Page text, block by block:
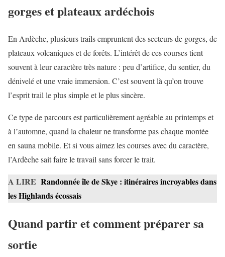
gorges et plateaux ardéchois
En Ardèche, plusieurs trails empruntent des secteurs de gorges, de
plateaux volcaniques et de forêts. L’intérêt de ces courses tient
souvent à leur caractère très nature : peu d’artifice, du sentier, du
dénivelé et une vraie immersion. C’est souvent là qu’on trouve
l’esprit trail le plus simple et le plus sincère.
Ce type de parcours est particulièrement agréable au printemps et
à l’automne, quand la chaleur ne transforme pas chaque montée
en sauna mobile. Et si vous aimez les courses avec du caractère,
l’Ardèche sait faire le travail sans forcer le trait.
A LIRE Randonnée île de Skye : itinéraires incroyables dans
les Highlands écossais
Quand partir et comment préparer sa
sortie